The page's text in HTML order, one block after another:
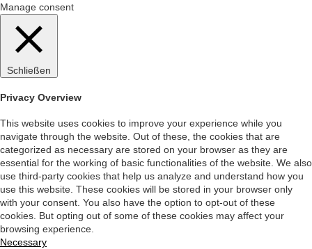
Manage consent
Schließen
Privacy Overview
This website uses cookies to improve your experience while you
navigate through the website. Out of these, the cookies that are
categorized as necessary are stored on your browser as they are
essential for the working of basic functionalities of the website. We also
use third-party cookies that help us analyze and understand how you
use this website. These cookies will be stored in your browser only
with your consent. You also have the option to opt-out of these
cookies. But opting out of some of these cookies may affect your
browsing experience.
Necessary